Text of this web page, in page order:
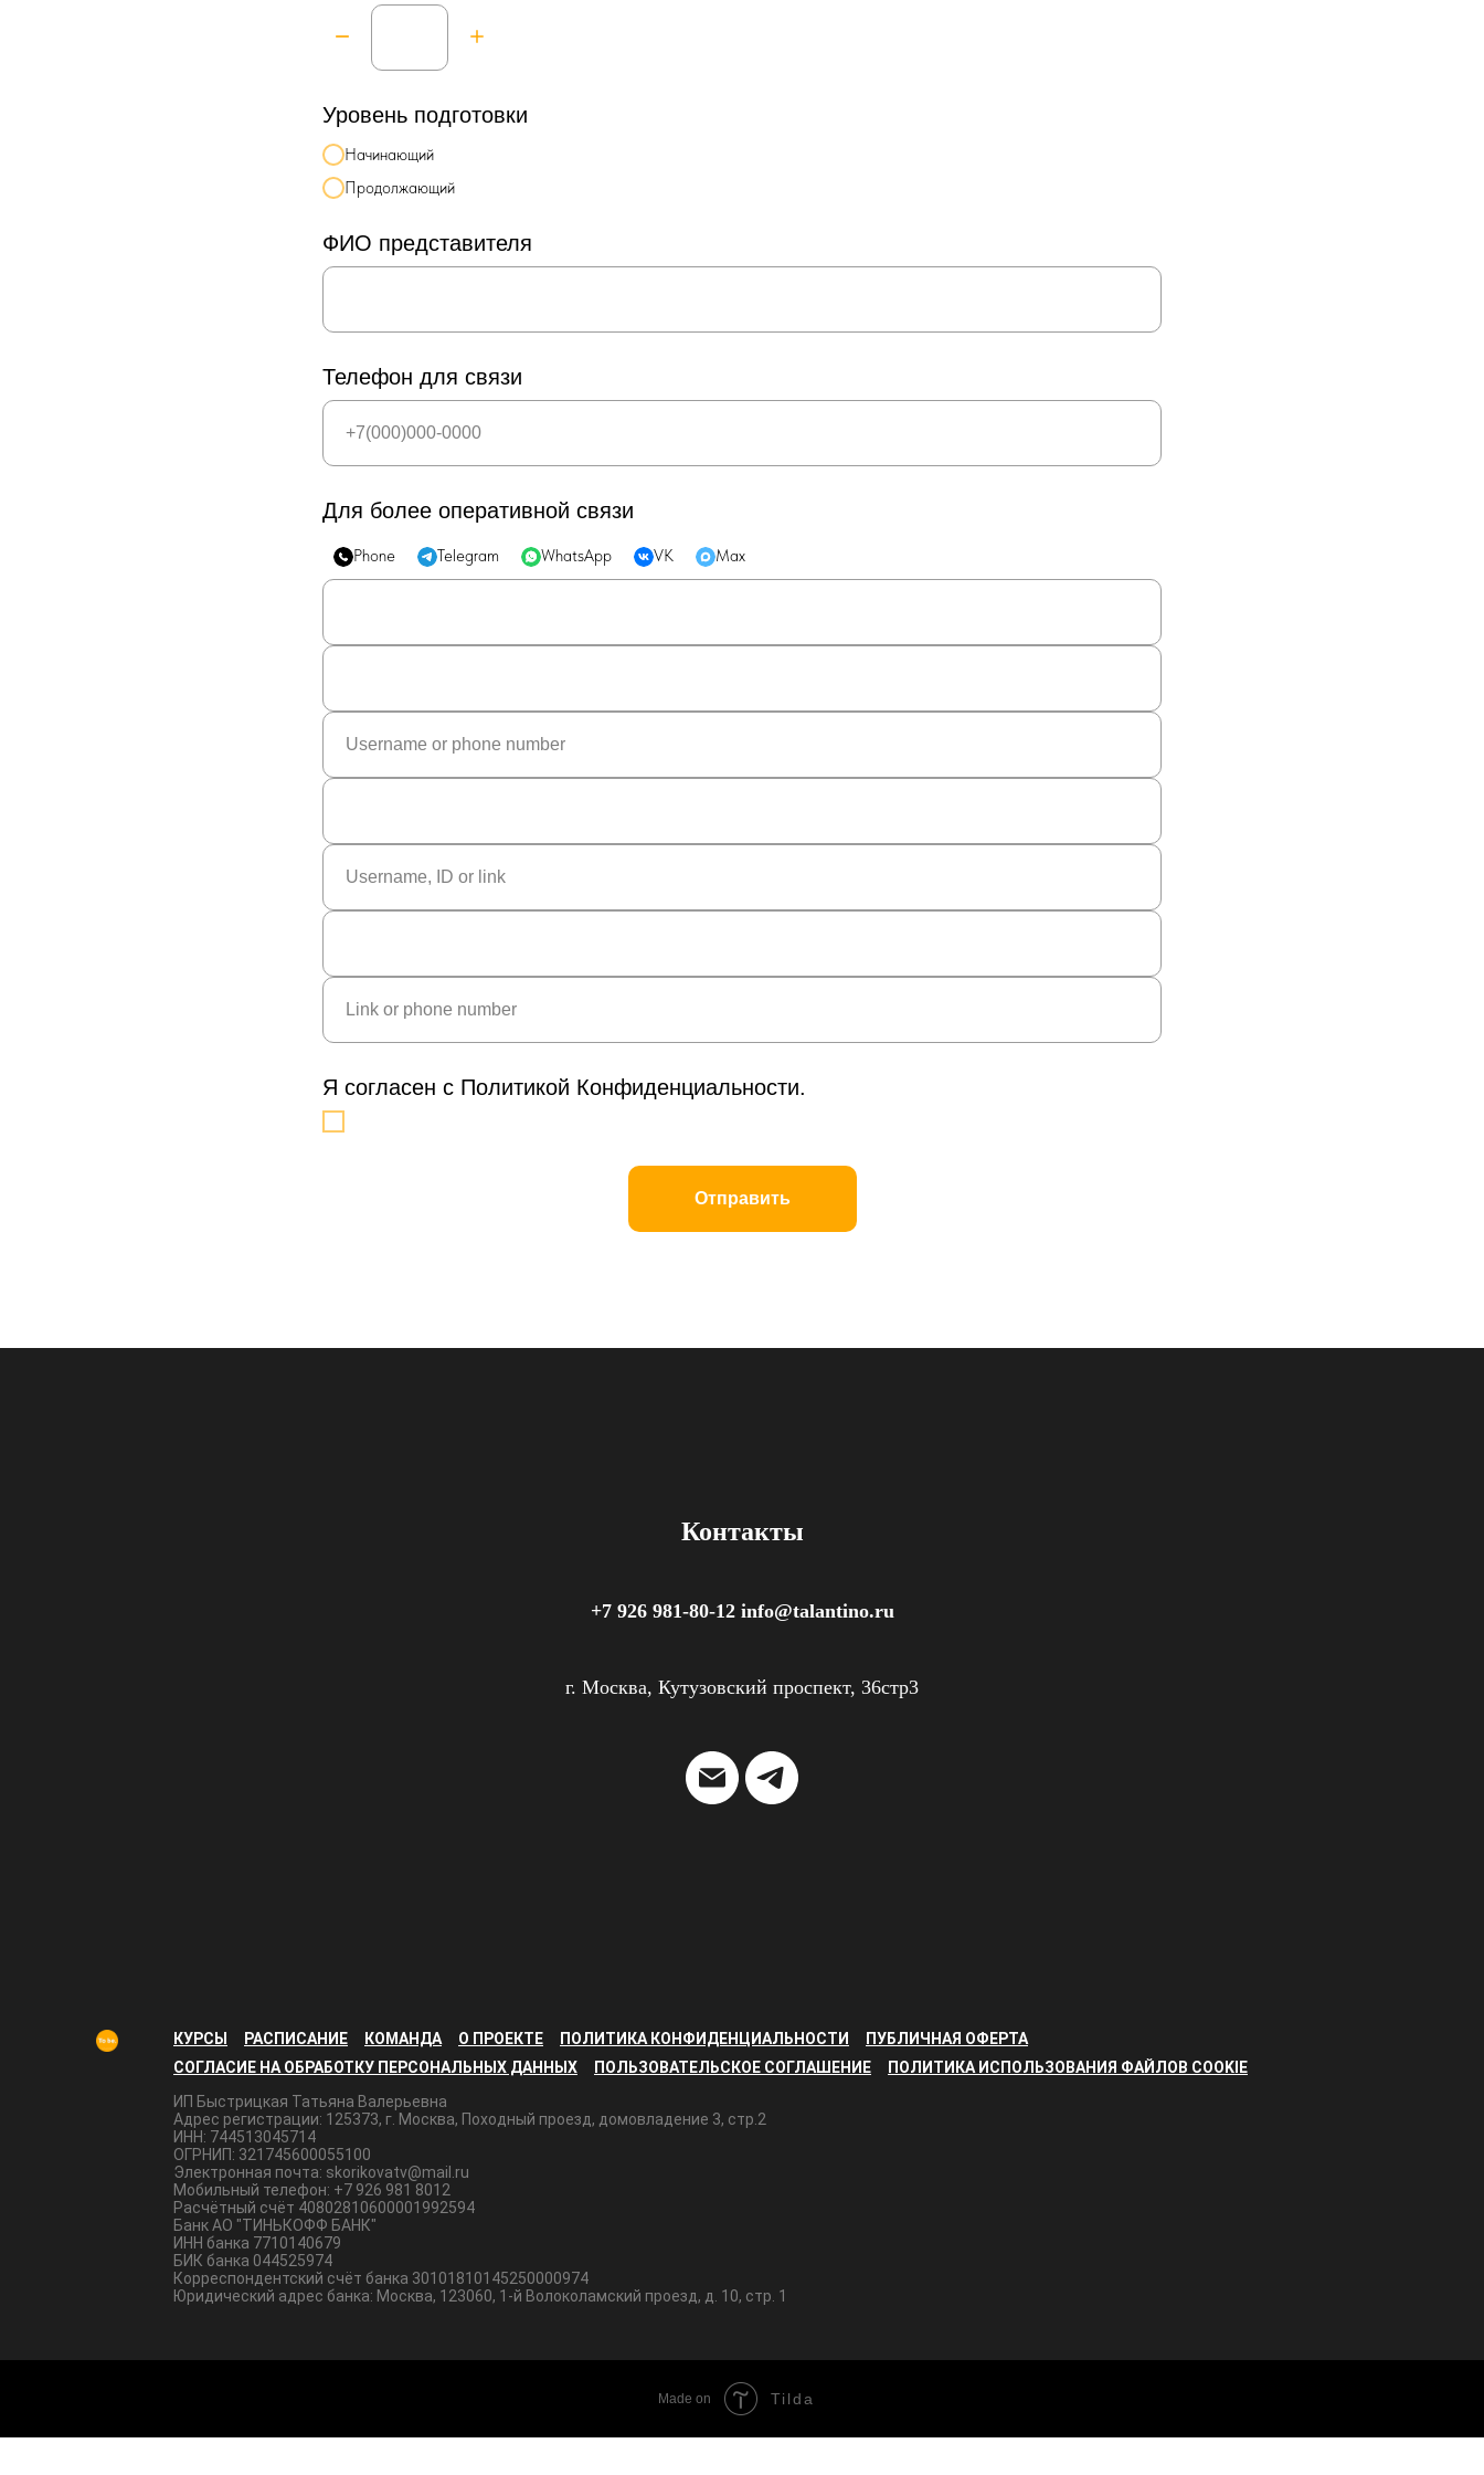
Уровень подготовки
Начинающий
Продолжающий
ФИО представителя
Телефон для связи
Для более оперативной связи
Phone Telegram WhatsApp VK Max
Я согласен с Политикой Конфиденциальности.
Отправить
Контакты
+7 926 981-80-12 info@talantino.ru
г. Москва, Кутузовский проспект, 36стр3
КУРСЫ РАСПИСАНИЕ КОМАНДА О ПРОЕКТЕ ПОЛИТИКА КОНФИДЕНЦИАЛЬНОСТИ
ПУБЛИЧНАЯ ОФЕРТА
СОГЛАСИЕ НА ОБРАБОТКУ ПЕРСОНАЛЬНЫХ ДАННЫХ
ПОЛЬЗОВАТЕЛЬСКОЕ СОГЛАШЕНИЕ
ПОЛИТИКА ИСПОЛЬЗОВАНИЯ ФАЙЛОВ COOKIE
ИП Быстрицкая Татьяна Валерьевна
Адрес регистрации: 125373, г. Москва, Походный проезд, домовладение 3, стр.2
ИНН: 744513045714
ОГРНИП: 321745600055100
Электронная почта: skorikovatv@mail.ru
Мобильный телефон: +7 926 981 8012
Расчётный счёт 40802810600001992594
Банк АО "ТИНЬКОФФ БАНК"
ИНН банка 7710140679
БИК банка 044525974
Корреспондентский счёт банка 30101810145250000974
Юридический адрес банка: Москва, 123060, 1-й Волоколамский проезд, д. 10, стр. 1
Made on Tilda